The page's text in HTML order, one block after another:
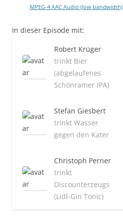
MPEG-4 AAC Audio (low bandwidth)
In dieser Episode mit:
Robert Krüger
trinkt Bier
(abgelaufenes
Schönramer IPA)
Stefan Giesbert
trinkt Wasser
gegen den Kater
Christoph Perner
trinkt
Discounterzeugs
(Lidl-Gin Tonic)